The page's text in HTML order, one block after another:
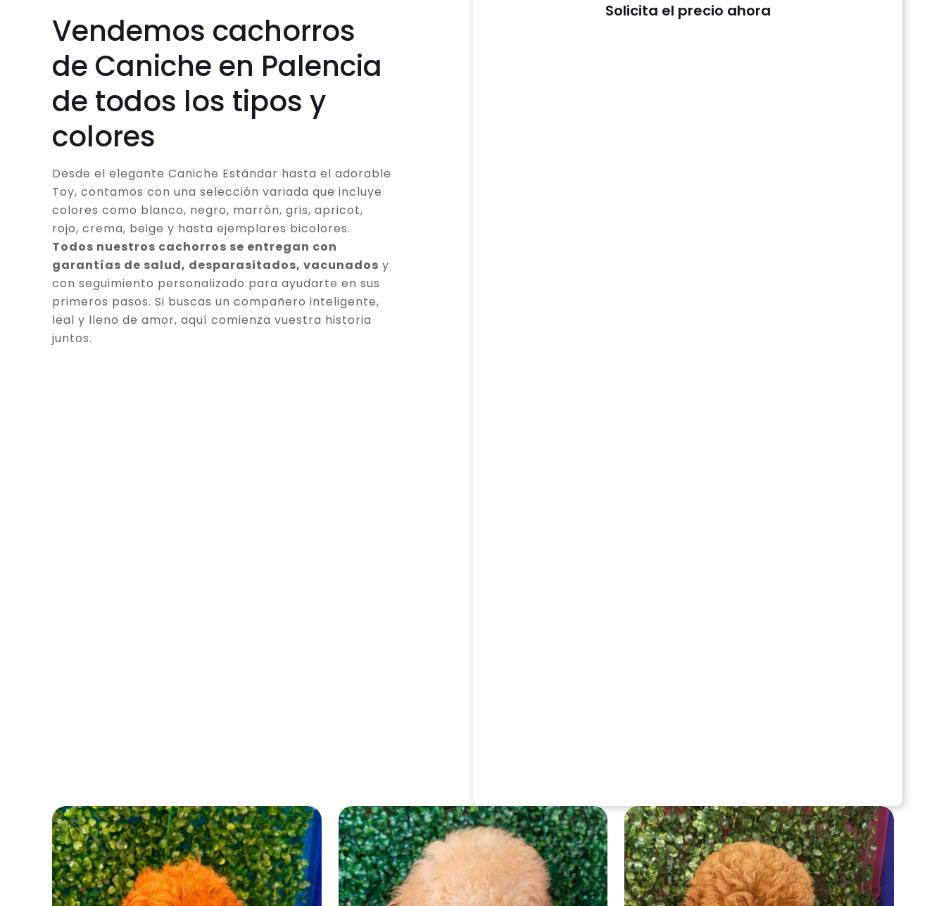
Vendemos cachorros
de Caniche en Palencia
de todos los tipos y
colores
Desde el elegante Caniche Estándar hasta el adorable
Toy, contamos con una selección variada que incluye
colores como blanco, negro, marrón, gris, apricot,
rojo, crema, beige y hasta ejemplares bicolores.
Todos nuestros cachorros se entregan con
garantías de salud, desparasitados, vacunados y
con seguimiento personalizado para ayudarte en sus
primeros pasos. Si buscas un compañero inteligente,
leal y lleno de amor, aquí comienza vuestra historia
juntos.
Solicita el precio ahora